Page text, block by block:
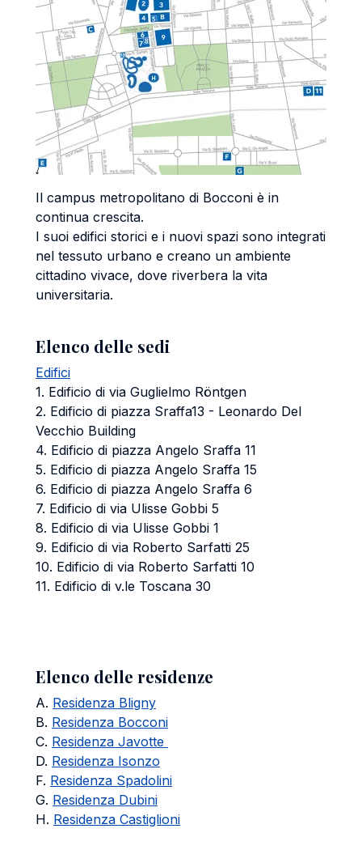
Il campus metropolitano di Bocconi è in
continua crescita.
I suoi edifici storici e i nuovi spazi sono integrati
nel tessuto urbano e creano un ambiente
cittadino vivace, dove riverbera la vita
universitaria.
Elenco delle sedi
Edifici
1. Edificio di via Guglielmo Röntgen
2. Edificio di piazza Sraffa13 - Leonardo Del
Vecchio Building
4. Edificio di piazza Angelo Sraffa 11
5. Edificio di piazza Angelo Sraffa 15
6. Edificio di piazza Angelo Sraffa 6
7. Edificio di via Ulisse Gobbi 5
8. Edificio di via Ulisse Gobbi 1
9. Edificio di via Roberto Sarfatti 25
10. Edificio di via Roberto Sarfatti 10
11. Edificio di v.le Toscana 30
Elenco delle residenze
A. Residenza Bligny
B. Residenza Bocconi
C. Residenza Javotte
D. Residenza Isonzo
F. Residenza Spadolini
G. Residenza Dubini
H. Residenza Castiglioni